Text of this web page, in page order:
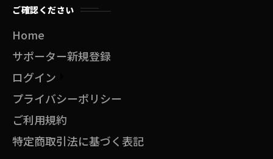
ご確認ください
Home
サポーター新規登録
ログイン
プライバシーポリシー
ご利用規約
特定商取引法に基づく表記